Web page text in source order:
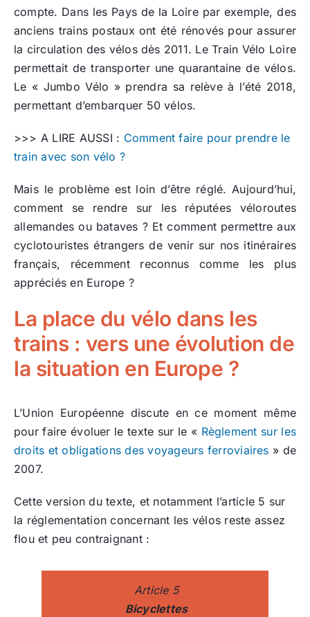
compte. Dans les Pays de la Loire par exemple, des
anciens trains postaux ont été rénovés pour assurer
la circulation des vélos dès 2011. Le Train Vélo Loire
permettait de transporter une quarantaine de vélos.
Le « Jumbo Vélo » prendra sa relève à l’été 2018,
permettant d’embarquer 50 vélos.
>>> A LIRE AUSSI : Comment faire pour prendre le
train avec son vélo ?
Mais le problème est loin d’être réglé. Aujourd’hui,
comment se rendre sur les réputées véloroutes
allemandes ou bataves ? Et comment permettre aux
cyclotouristes étrangers de venir sur nos itinéraires
français, récemment reconnus comme les plus
appréciés en Europe ?
La place du vélo dans les
trains : vers une évolution de
la situation en Europe ?
L’Union Européenne discute en ce moment même
pour faire évoluer le texte sur le « Règlement sur les
droits et obligations des voyageurs ferroviaires » de
2007.
Cette version du texte, et notamment l’article 5 sur
la réglementation concernant les vélos reste assez
flou et peu contraignant :
Article 5
Bicyclettes